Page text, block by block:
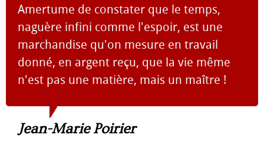
Amertume de constater que le temps,
naguère infini comme l'espoir, est une
marchandise qu'on mesure en travail
donné, en argent reçu, que la vie même
n'est pas une matière, mais un maître !
Jean-Marie Poirier